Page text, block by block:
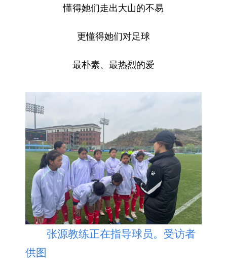
懂得她们走出大山的不易
更懂得她们对足球
最朴素、最热烈的爱
张源教练正在指导球员。受访者
供图